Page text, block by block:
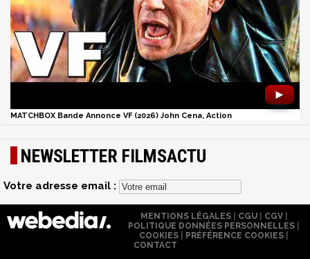
►
MATCHBOX Bande Annonce VF (2026) John Cena, Action
NEWSLETTER FILMSACTU
Votre adresse email :
MENTIONS LÉGALES| CGU| CGV|
POLITIQUE DONNÉES PERSONNELLES
COOKIES
PRÉFÉRENCE COOKIES
CONTACT